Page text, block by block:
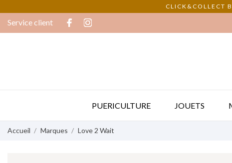
CLICK&COLLECT
Service client
PUERICULTURE JOUETS
Accueil Marques Love 2 Wait